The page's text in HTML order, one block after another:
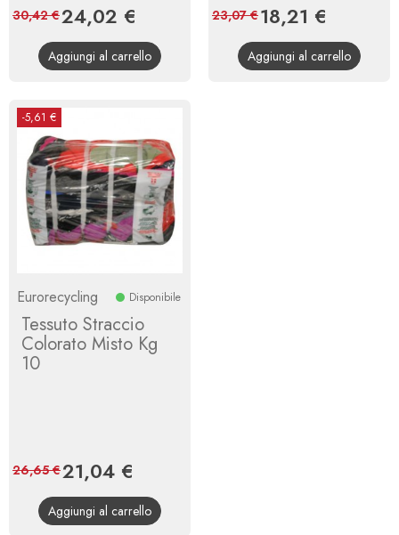
Prezzo
24,02 €
base
30,42 €
Aggiungi al carrello
Prezzo
18,21 €
base
23,07 €
Aggiungi al carrello
-5,61 €
Eurorecycling Disponibile
Tessuto Straccio
Colorato Misto Kg
10
Prezzo
21,04 €
base
26,65 €
Aggiungi al carrello